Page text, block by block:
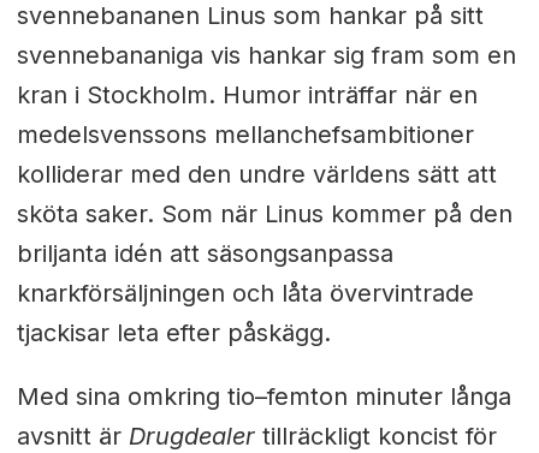
svennebananen Linus som hankar på sitt
svennebananiga vis hankar sig fram som en
kran i Stockholm. Humor inträffar när en
medelsvenssons mellanchefsambitioner
kolliderar med den undre världens sätt att
sköta saker. Som när Linus kommer på den
briljanta idén att säsongsanpassa
knarkförsäljningen och låta övervintrade
tjackisar leta efter påskägg.
Med sina omkring tio–femton minuter långa
avsnitt är Drugdealertillräckligt koncist för